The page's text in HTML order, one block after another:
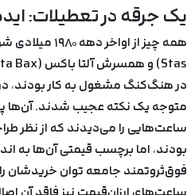
یک جرقه در تعطیلات: ایده
در هنگ‌کنگ مشغول به کار بودند،
متوجه یک نکته عجیب شدند. آن‌ها
ساعت‌هایی را می‌دیدند که از نظر
بودند، اما برچسب قیمتی آن‌ها به
فوق‌ثروتمند جامعه توان خریدشان